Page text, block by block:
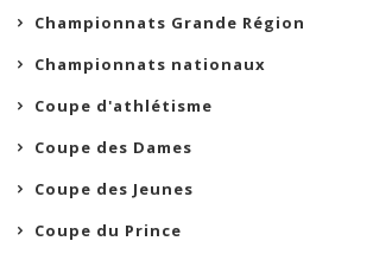
Championnats Grande Région
Championnats nationaux
Coupe d'athlétisme
Coupe des Dames
Coupe des Jeunes
Coupe du Prince